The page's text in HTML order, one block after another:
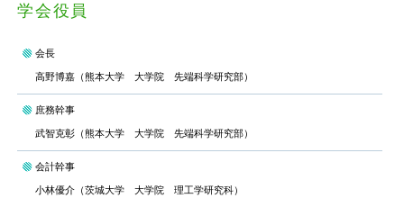
学会役員
会長
高野博嘉（熊本大学 大学院 先端科学研究部）
庶務幹事
武智克彰（熊本大学 大学院 先端科学研究部）
会計幹事
小林優介（茨城大学 大学院 理工学研究科）